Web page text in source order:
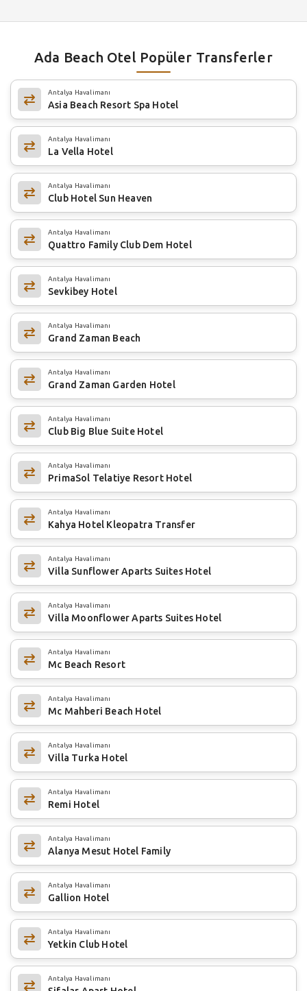
Ada Beach Otel Popüler Transferler
Antalya Havalimanı
Asia Beach Resort Spa Hotel
Antalya Havalimanı
La Vella Hotel
Antalya Havalimanı
Club Hotel Sun Heaven
Antalya Havalimanı
Quattro Family Club Dem Hotel
Antalya Havalimanı
Sevkibey Hotel
Antalya Havalimanı
Grand Zaman Beach
Antalya Havalimanı
Grand Zaman Garden Hotel
Antalya Havalimanı
Club Big Blue Suite Hotel
Antalya Havalimanı
PrimaSol Telatiye Resort Hotel
Antalya Havalimanı
Kahya Hotel Kleopatra Transfer
Antalya Havalimanı
Villa Sunflower Aparts Suites Hotel
Antalya Havalimanı
Villa Moonflower Aparts Suites Hotel
Antalya Havalimanı
Mc Beach Resort
Antalya Havalimanı
Mc Mahberi Beach Hotel
Antalya Havalimanı
Villa Turka Hotel
Antalya Havalimanı
Remi Hotel
Antalya Havalimanı
Alanya Mesut Hotel Family
Antalya Havalimanı
Gallion Hotel
Antalya Havalimanı
Yetkin Club Hotel
Antalya Havalimanı